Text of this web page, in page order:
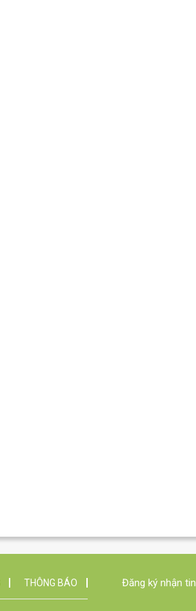
THÔNG BÁO Đăng ký nhận tin